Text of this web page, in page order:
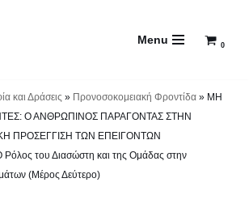
Menu 0
και Δράσεις » Προνοσοκομειακή Φροντίδα » ΜΗ
Ο ΑΝΘΡΩΠΙΝΟΣ ΠΑΡΑΓΟΝΤΑΣ ΣΤΗΝ
ΠΡΟΣΕΓΓΙΣΗ ΤΩΝ ΕΠΕΙΓΟΝΤΩΝ
του Διασώστη και της Ομάδας στην
(Μέρος Δεύτερο)